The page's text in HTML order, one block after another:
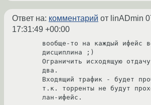
Ответ на: комментарий от linADmin
17:31:49 +00:00
вообще-то на каждый ифейс
дисциплина ;)
Ограничить исходящую
два.
Входящий трафик - будет
т.к. торренты не будут
лан-ифейс.